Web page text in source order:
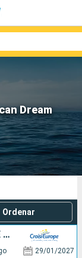
Dream
Ordenar
SAFARI-CROISIÈRE AU FIL DU ZAMBÈZE - AFRIQUE DU SUD, BOTSWANA, NAMIBIE, ZIMBABWE
29/01/2027